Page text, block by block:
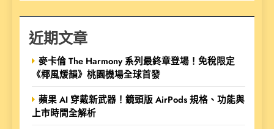
近期文章
麥卡倫 The Harmony 系列最終章登場！免稅限定
《椰風煖韻》桃園機場全球首發
蘋果 AI 穿戴新武器！鏡頭版 AirPods 規格、功能與
上市時間全解析